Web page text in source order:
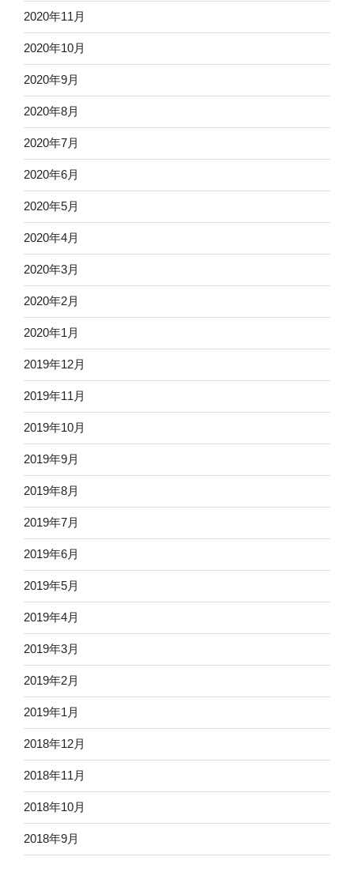
2020年11月
2020年10月
2020年9月
2020年8月
2020年7月
2020年6月
2020年5月
2020年4月
2020年3月
2020年2月
2020年1月
2019年12月
2019年11月
2019年10月
2019年9月
2019年8月
2019年7月
2019年6月
2019年5月
2019年4月
2019年3月
2019年2月
2019年1月
2018年12月
2018年11月
2018年10月
2018年9月